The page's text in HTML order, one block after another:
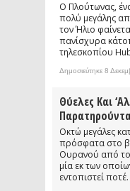
Ο Πλούτωνας,
πολύ μεγάλης
τον Ήλιο
πανίσχυρα
τηλεσκοπίου
Δημοσιεύτηκε 8
Θύελες Και
Οκτώ μεγάλες
πρόσφατα στο
Ουρανού από το
μία εκ των
εντοπιστεί ποτέ.